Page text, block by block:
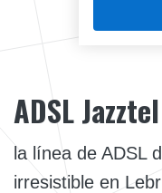
ADSL Jazztel
la línea de ADSL
irresistible en